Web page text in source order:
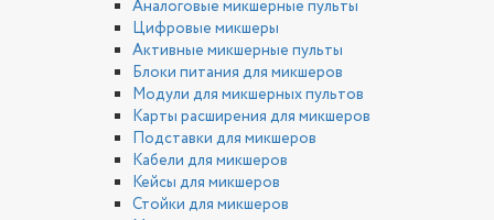
Аналоговые микшерные пульты
Цифровые микшеры
Активные микшерные пульты
Блоки питания для микшеров
Модули для микшерных пультов
Карты расширения для микшеров
Подставки для микшеров
Кабели для микшеров
Кейсы для микшеров
Стойки для микшеров